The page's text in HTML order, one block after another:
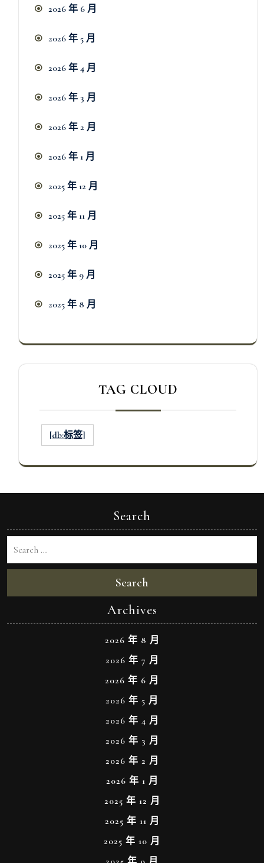
2026 年 6 月
2026 年 5 月
2026 年 4 月
2026 年 3 月
2026 年 2 月
2026 年 1 月
2025 年 12 月
2025 年 11 月
2025 年 10 月
2025 年 9 月
2025 年 8 月
TAG CLOUD
[db:标签]
Search
Search
Archives
2026 年 8 月
2026 年 7 月
2026 年 6 月
2026 年 5 月
2026 年 4 月
2026 年 3 月
2026 年 2 月
2026 年 1 月
2025 年 12 月
2025 年 11 月
2025 年 10 月